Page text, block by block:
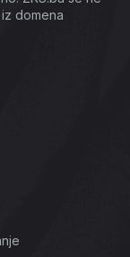
domena